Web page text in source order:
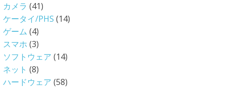
カメラ (41)
ケータイ/PHS (14)
ゲーム (4)
スマホ (3)
ソフトウェア (14)
ネット (8)
ハードウェア (58)